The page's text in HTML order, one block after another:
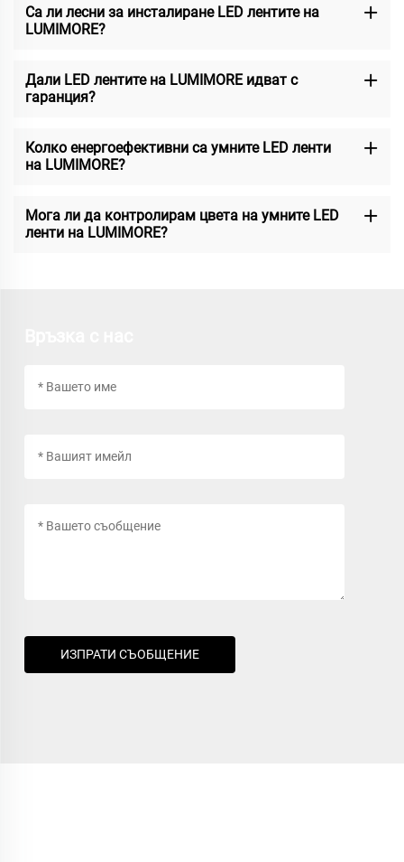
Са ли лесни за инсталиране LED лентите на
LUMIMORE?
Дали LED лентите на LUMIMORE идват с
гаранция?
Колко енергоефективни са умните LED ленти
на LUMIMORE?
Мога ли да контролирам цвета на умните LED
ленти на LUMIMORE?
ИЗПРАТИ СЪОБЩЕНИЕ